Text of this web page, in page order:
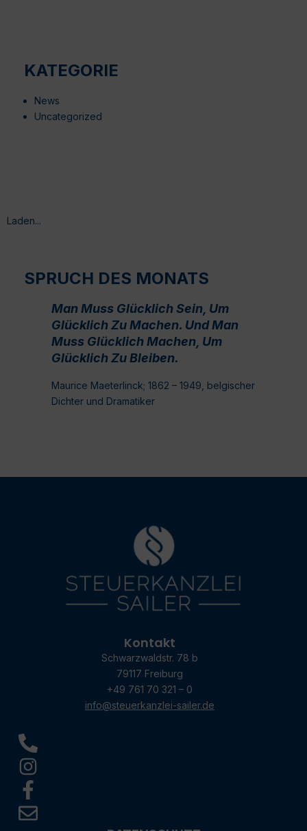
KATEGORIE
News
Uncategorized
Laden...
SPRUCH DES MONATS
Man Muss Glücklich Sein, Um
Glücklich Zu Machen. Und Man
Muss Glücklich Machen, Um
Glücklich Zu Bleiben.
Maurice Maeterlinck; 1862 – 1949, belgischer
Dichter und Dramatiker
Kontakt
Schwarzwaldstr. 78 b
79117 Freiburg
+49 761 70 321 – 0
info@steuerkanzlei-sailer.de